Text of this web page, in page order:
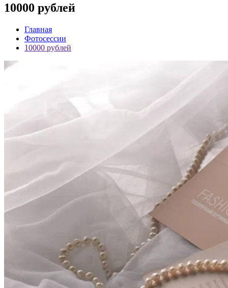
10000 рублей
Главная
Фотосессии
10000 рублей